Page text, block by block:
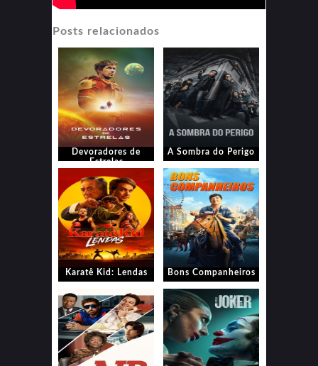
Posts relacionados
Devoradores de
Estrelas
A Sombra do Perigo
Karatê Kid: Lendas Bons Companheiros